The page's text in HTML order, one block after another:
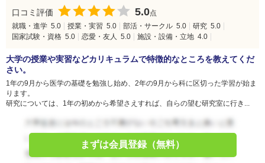
口コミ評価 5.0点
就職・進学 5.0 授業・実習 5.0 部活・サークル 5.0 研究 5.0
国家試験・資格 5.0 恋愛・友人 5.0 施設・設備・立地 4.0
大学の授業や実習などカリキュラムで特徴的なところを教えてくだ
さい。
1年の9月から医学の基礎を勉強し始め、2年の9月から科に区切った学習が始ま
ります。
研究については、1年の初めから希望さえすれば、自らの望む研究室に行き...
まずは会員登録（無料）